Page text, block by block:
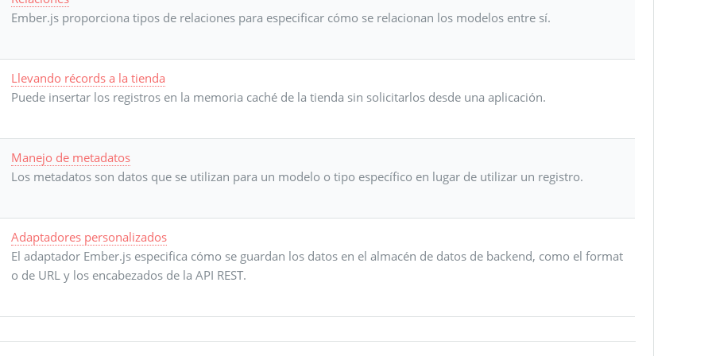
Ember.js proporciona tipos de relaciones para especificar cómo se relacionan los modelos entre sí.
Llevando récords a la tienda
Puede insertar los registros en la memoria caché de la tienda sin solicitarlos desde una aplicación.
Manejo de metadatos
Los metadatos son datos que se utilizan para un modelo o tipo específico en lugar de utilizar un registro.
Adaptadores personalizados
El adaptador Ember.js especifica cómo se guardan los datos en el almacén de datos de backend, como el format
o de URL y los encabezados de la API REST.